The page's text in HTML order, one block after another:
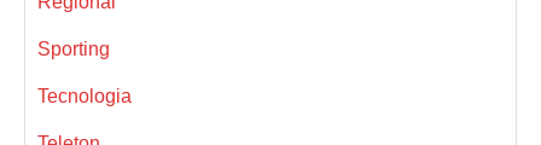
Sporting
Tecnologia